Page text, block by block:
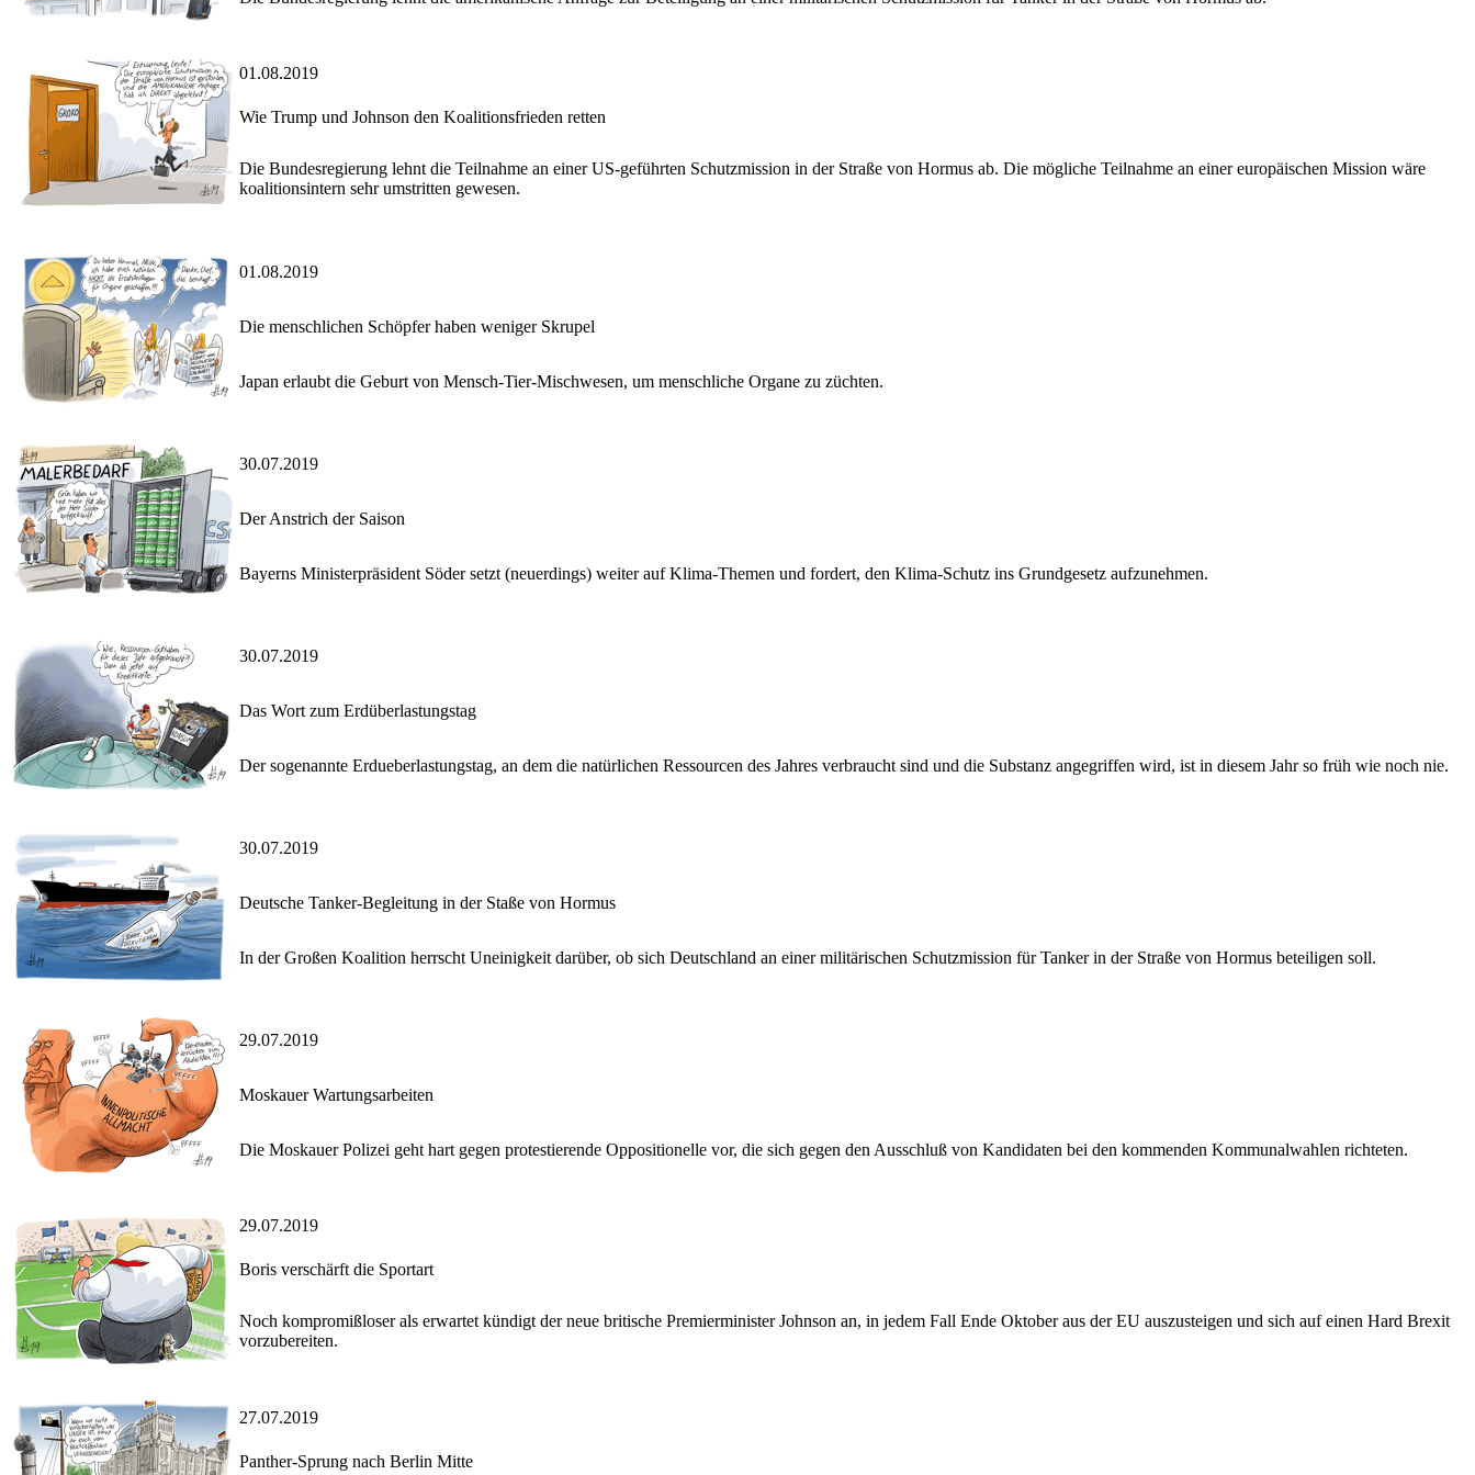
01.08.2019
Wie Trump und Johnson den Koalitionsfrieden retten
Die Bundesregierung lehnt die Teilnahme an einer US-geführten Schutzmission in der Straße von Hormus ab. Die mögliche Teilnahme an einer europäischen Mission wäre
koalitionsintern sehr umstritten gewesen.
01.08.2019
Die menschlichen Schöpfer haben weniger Skrupel
Japan erlaubt die Geburt von Mensch-Tier-Mischwesen, um menschliche Organe zu züchten.
30.07.2019
Der Anstrich der Saison
Bayerns Ministerpräsident Söder setzt (neuerdings) weiter auf Klima-Themen und fordert, den Klima-Schutz ins Grundgesetz aufzunehmen.
30.07.2019
Das Wort zum Erdüberlastungstag
Der sogenannte Erdueberlastungstag, an dem die natürlichen Ressourcen des Jahres verbraucht sind und die Substanz angegriffen wird, ist in diesem Jahr so früh wie noch nie.
30.07.2019
Deutsche Tanker-Begleitung in der Staße von Hormus
In der Großen Koalition herrscht Uneinigkeit darüber, ob sich Deutschland an einer militärischen Schutzmission für Tanker in der Straße von Hormus beteiligen soll.
29.07.2019
Moskauer Wartungsarbeiten
Die Moskauer Polizei geht hart gegen protestierende Oppositionelle vor, die sich gegen den Ausschluß von Kandidaten bei den kommenden Kommunalwahlen richteten.
29.07.2019
Boris verschärft die Sportart
Noch kompromißloser als erwartet kündigt der neue britische Premierminister Johnson an, in jedem Fall Ende Oktober aus der EU auszusteigen und sich auf einen Hard Brexit
vorzubereiten.
27.07.2019
Panther-Sprung nach Berlin Mitte